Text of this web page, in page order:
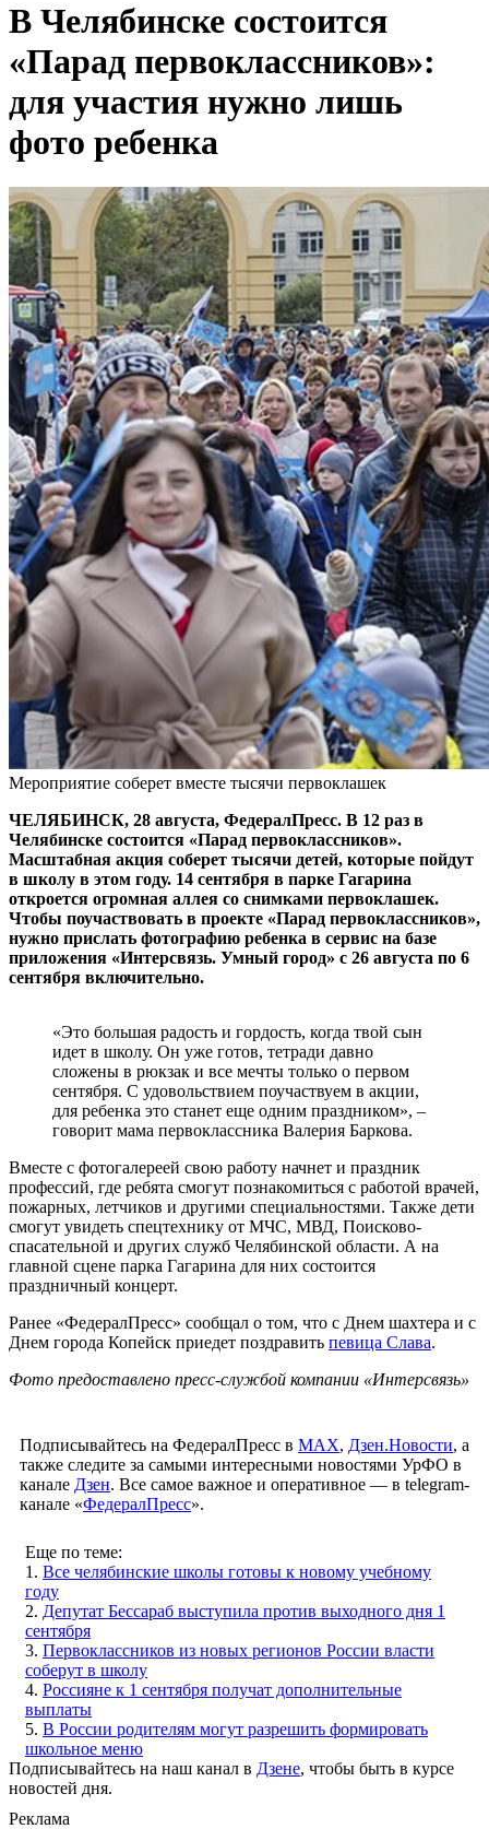
В Челябинске состоится
«Парад первоклассников»:
для участия нужно лишь
фото ребенка
Мероприятие соберет вместе тысячи первоклашек
ЧЕЛЯБИНСК, 28 августа, ФедералПресс. В 12 раз в
Челябинске состоится «Парад первоклассников».
Масштабная акция соберет тысячи детей, которые пойдут
в школу в этом году. 14 сентября в парке Гагарина
откроется огромная аллея со снимками первоклашек.
Чтобы поучаствовать в проекте «Парад первоклассников»,
нужно прислать фотографию ребенка в сервис на базе
приложения «Интерсвязь. Умный город» с 26 августа по 6
сентября включительно.
«Это большая радость и гордость, когда твой сын
идет в школу. Он уже готов, тетради давно
сложены в рюкзак и все мечты только о первом
сентября. С удовольствием поучаствуем в акции,
для ребенка это станет еще одним праздником», –
говорит мама первоклассника Валерия Баркова.
Вместе с фотогалереей свою работу начнет и праздник
профессий, где ребята смогут познакомиться с работой врачей,
пожарных, летчиков и другими специальностями. Также дети
смогут увидеть спецтехнику от МЧС, МВД, Поисково-
спасательной и других служб Челябинской области. А на
главной сцене парка Гагарина для них состоится
праздничный концерт.
Ранее «ФедералПресс» сообщал о том, что с Днем шахтера и с
Днем города Копейск приедет поздравить певица Слава.
Фото предоставлено пресс-службой компании «Интерсвязь»
Подписывайтесь на ФедералПресс в МАХ, Дзен.Новости, а
также следите за самыми интересными новостями УрФО в
канале Дзен. Все самое важное и оперативное — в telegram-
канале «ФедералПресс».
Еще по теме:
1. Все челябинские школы готовы к новому учебному
году
2. Депутат Бессараб выступила против выходного дня 1
сентября
3. Первоклассников из новых регионов России власти
соберут в школу
4. Россияне к 1 сентября получат дополнительные
выплаты
5. В России родителям могут разрешить формировать
школьное меню
Подписывайтесь на наш канал в Дзене, чтобы быть в курсе
новостей дня.
Реклама